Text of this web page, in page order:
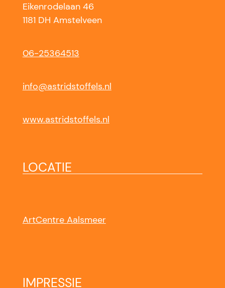
Eikenrodelaan 46
1181 DH Amstelveen
06-25364513
info@astridstoffels.nl
www.astridstoffels.nl
LOCATIE
ArtCentre Aalsmeer
IMPRESSIE